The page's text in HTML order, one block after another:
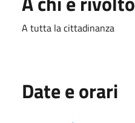
A tutta la cittadinanza
Date e orari